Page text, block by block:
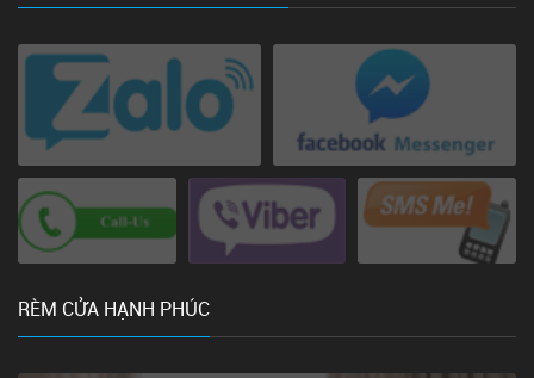
RÈM CỬA HẠNH PHÚC